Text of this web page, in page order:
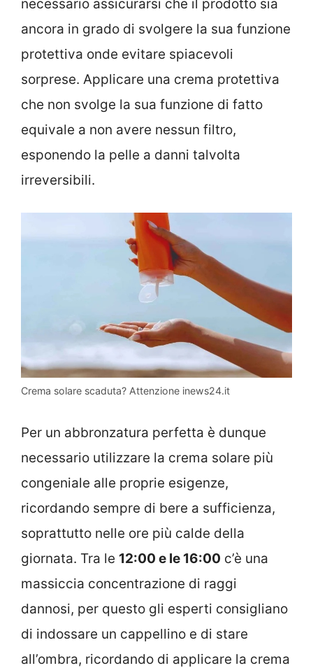
necessario assicurarsi che il prodotto sia
ancora in grado di svolgere la sua funzione
protettiva onde evitare spiacevoli
sorprese. Applicare una crema protettiva
che non svolge la sua funzione di fatto
equivale a non avere nessun filtro,
esponendo la pelle a danni talvolta
irreversibili.
Crema solare scaduta? Attenzione inews24.it
Per un abbronzatura perfetta è dunque
necessario utilizzare la crema solare più
congeniale alle proprie esigenze,
ricordando sempre di bere a sufficienza,
soprattutto nelle ore più calde della
giornata. Tra le 12:00 e le 16:00 c’è una
massiccia concentrazione di raggi
dannosi, per questo gli esperti consigliano
di indossare un cappellino e di stare
all’ombra, ricordando di applicare la crema